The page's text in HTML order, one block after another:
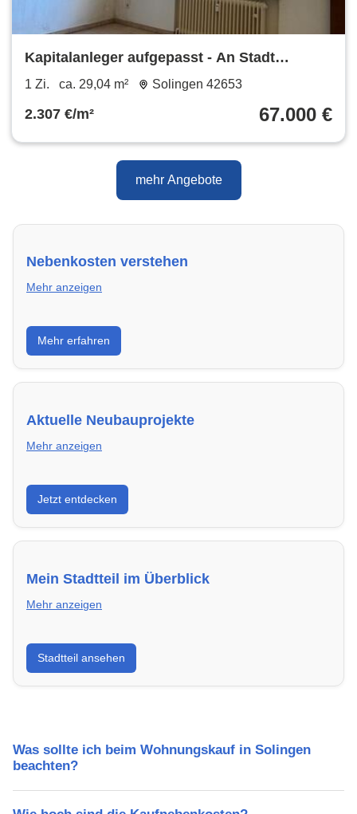
Kapitalanleger aufgepasst - An Stadt
vermietetes Appartement
1 Zi. ca. 29,04 m² Solingen 42653
2.307 €/m² 67.000 €
mehr Angebote
Nebenkosten verstehen
Mehr anzeigen
Erfahre, welche Nebenkosten rechtmäßig sind und
wie du deine monatliche Belastung optimieren
kannst.
Mehr erfahren
Aktuelle Neubauprojekte
Mehr anzeigen
Entdecke Neubauprojekte in Solingen – modern,
energieeffizient und sofort bezugsfertig.
Jetzt entdecken
Mein Stadtteil im Überblick
Mehr anzeigen
Erfahre mehr über deinen Stadtteil in Solingen:
Lebensqualität, Verkehrsanbindung, Schulen,
Freizeitmöglichkeiten und Mietpreise.
Stadtteil ansehen
Was sollte ich beim Wohnungskauf in Solingen
beachten?